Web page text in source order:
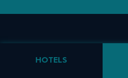
HOTELS